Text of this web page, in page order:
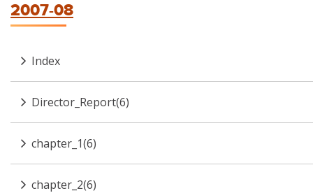
2007-08
Index
Director_Report(6)
chapter_1(6)
chapter_2(6)